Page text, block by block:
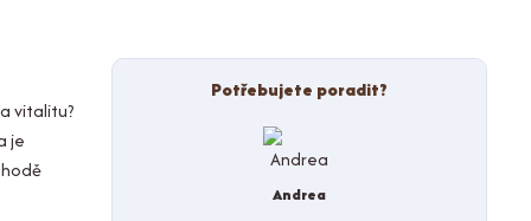
vitalitu?
je
Potřebujete poradit?
Andrea